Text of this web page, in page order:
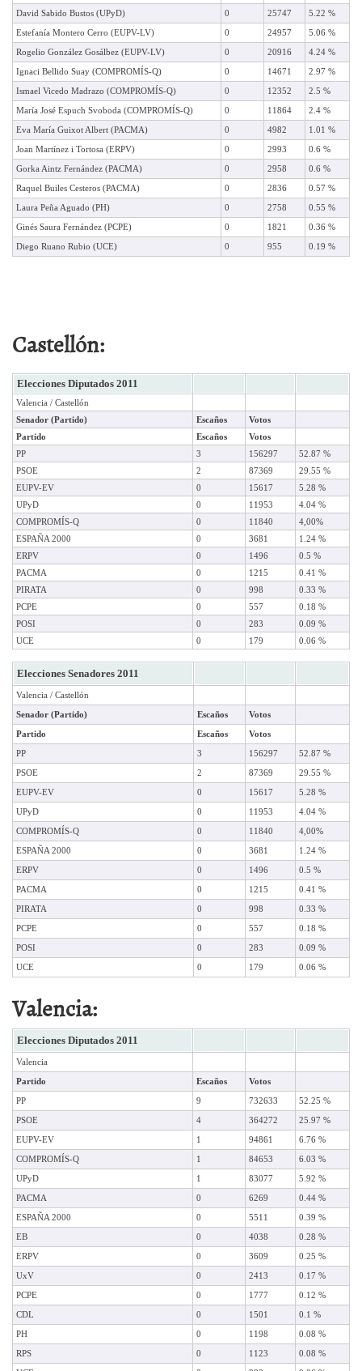
David Sabido Bustos (UPyD) 0 25747 5.22 %
Estefanía Montero Cerro (EUPV-LV) 0 24957 5.06 %
Rogelio González Gosálbez (EUPV-LV) 0 20916 4.24 %
Ignaci Bellido Suay (COMPROMÍS-Q) 0 14671 2.97 %
Ismael Vicedo Madrazo (COMPROMÍS-Q) 0 12352 2.5 %
María José Espuch Svoboda (COMPROMÍS-Q) 0 11864 2.4 %
Eva María Guixot Albert (PACMA) 0 4982 1.01 %
Joan Martínez i Tortosa (ERPV) 0 2993 0.6 %
Gorka Aintz Fernández (PACMA) 0 2958 0.6 %
Raquel Builes Cesteros (PACMA) 0 2836 0.57 %
Laura Peña Aguado (PH) 0 2758 0.55 %
Ginés Saura Fernández (PCPE) 0 1821 0.36 %
Diego Ruano Rubio (UCE) 0 955 0.19 %
Castellón:
Elecciones Diputados 2011
Valencia / Castellón
Senador (Partido)
Escaños
Votos
Partido
Escaños
Votos
PP
3 156297
52.87 %
PSOE
2 87369
29.55 %
EUPV-EV
0 15617
5.28 %
UPyD
0 11953
4.04 %
COMPROMÍS-Q
0 11840
4,00%
ESPAÑA 2000
0 3681
1.24 %
ERPV
0 1496
0.5 %
PACMA
0 1215
0.41 %
PIRATA
0 998
0.33 %
PCPE
0 557
0.18 %
POSI
0 283
0.09 %
UCE
0 179 0.06 %
Elecciones Senadores 2011
Valencia / Castellón
Senador (Partido) Escaños Votos
Partido Escaños Votos
PP 3 156297 52.87 %
PSOE 2 87369 29.55 %
EUPV-EV 0 15617 5.28 %
UPyD 0 11953 4.04 %
COMPROMÍS-Q 0 11840 4,00%
ESPAÑA 2000 0 3681 1.24 %
ERPV 0 1496 0.5 %
PACMA 0 1215 0.41 %
PIRATA 0 998 0.33 %
PCPE 0 557 0.18 %
POSI 0 283 0.09 %
UCE 0 179 0.06 %
Valencia:
Elecciones Diputados 2011
Valencia
Partido Escaños Votos
PP 9 732633 52.25 %
PSOE 4 364272 25.97 %
EUPV-EV 1 94861 6.76 %
COMPROMÍS-Q 1 84653 6.03 %
UPyD 1 83077 5.92 %
PACMA 0 6269 0.44 %
ESPAÑA 2000 0 5511 0.39 %
EB 0 4038 0.28 %
ERPV 0 3609 0.25 %
UxV 0 2413 0.17 %
PCPE 0 1777 0.12 %
CDL 0 1501 0.1 %
PH 0 1198 0.08 %
RPS 0 1123 0.08 %